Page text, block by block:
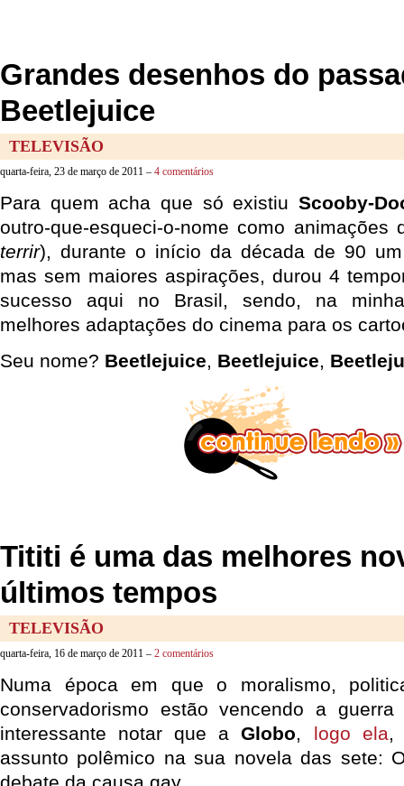
Grandes desenhos do
Beetlejuice
TELEVISÃO
quarta-feira, 23 de março de 2011 – 4 comentários
Para quem acha que só existiu Scooby-
outro-que-esqueci-o-nome como animações
terrir), durante o início da década de 90
mas sem maiores aspirações, durou 4
sucesso aqui no Brasil, sendo, na
melhores adaptações do cinema para os
Seu nome? Beetlejuice, Beetlejuice,
Tititi é uma das melhores
últimos tempos
TELEVISÃO
quarta-feira, 16 de março de 2011 – 2 comentários
Numa época em que o moralismo,
conservadorismo estão vencendo a
interessante notar que aGlobo, logo ela,
assunto polêmico na sua novela das sete: